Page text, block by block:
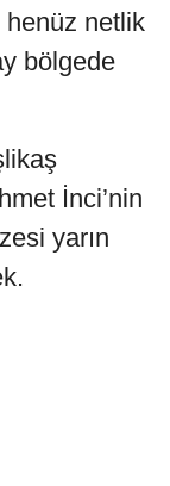
henüz netlik
bölgede
İnci’nin
yarın